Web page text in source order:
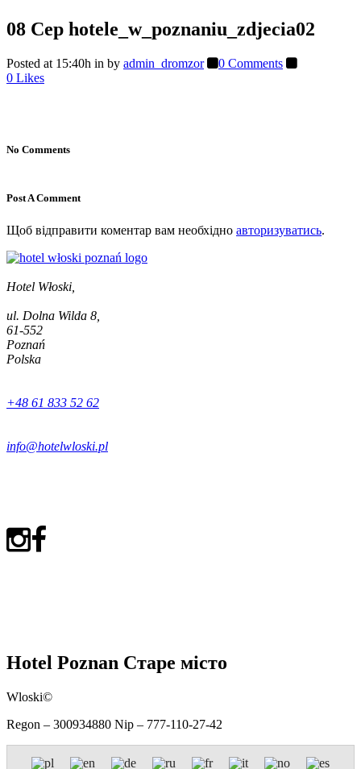
08 Сер hotele_w_poznaniu_zdjecia02
Posted at 15:40h in by admin_dromzor
0 Comments
0 Likes
No Comments
Post A Comment
Щоб відправити коментар вам необхідно авторизуватись.
Hotel Włoski,
ul. Dolna Wilda 8,
61-552
Poznań
Polska
+48 61 833 52 62
info@hotelwloski.pl
Hotel Poznan Старе місто
Wloski©
Regon – 300934880 Nip – 777-110-27-42